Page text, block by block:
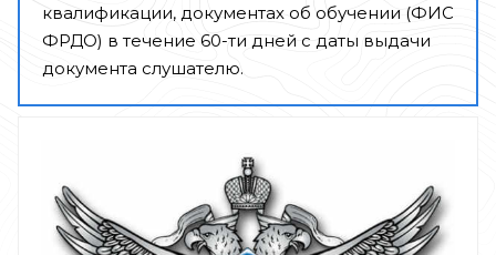
квалификации, документах об обучении (ФИС
ФРДО) в течение 60-ти дней с даты выдачи
документа слушателю.